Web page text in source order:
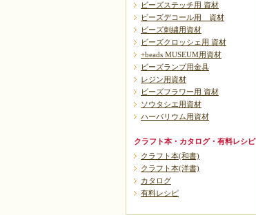
ビーズステッチ用 資材
ビーズデコール用 資材
ビーズ刺繍用資材
ビーズクロッシェ用 資材
+beads MUSEUM用資材
ビーズランプ用金具
レジン用資材
ビーズフラワー用 資材
ソウタシエ用資材
ハーバリウム用資材
クラフト本・カタログ・有料レシピ
クラフト本(和書)
クラフト本(洋書)
カタログ
有料レシピ